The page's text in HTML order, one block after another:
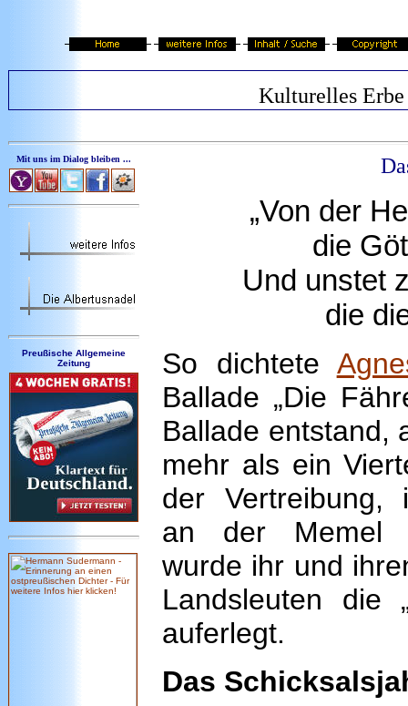
Kulturelles Erbe
Mit uns im Dialog bleiben ...
Preußische Allgemeine
Zeitung
„Von der
die
Und unstet
die
So dichtete
Ballade „Die
Ballade entstand,
mehr als ein
der Vertreibung,
an der Memel
wurde ihr und
Landsleuten die
auferlegt.
Das